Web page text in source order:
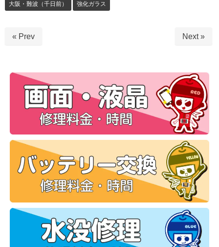
大阪・難波（千日前） 強化ガラス
« Prev Next »